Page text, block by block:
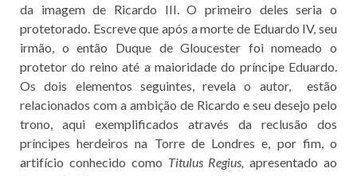
da imagem de Ricardo III. O primeiro deles seria o
protetorado. Escreve que após a morte de Eduardo IV, seu
irmão, o então Duque de Gloucester foi nomeado o
protetor do reino até a maioridade do príncipe Eduardo.
Os dois elementos seguintes, revela o autor, estão
relacionados com a ambição de Ricardo e seu desejo pelo
trono, aqui exemplificados através da reclusão dos
príncipes herdeiros na Torre de Londres e, por fim, o
artifício conhecido como Titulus Regius,apresentado ao